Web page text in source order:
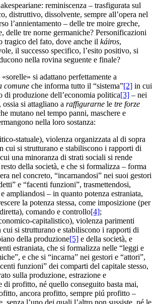
reminiscenza – trasfigurata sul
distruttivo, dissolvente, sempre all’opera nel
l’annientamento – delle tre moire greche,
delle tre norne germaniche? Personificazioni
tragico del fato, dove anche il káiros,
il successo specifico, l’esito positivo, si
nella rovina seguente e finale?
si adattano perfettamente a
comune che informa tutto il “sistema”[2] in cui
di produzione dell’economia politica[3] – nei
, ossia si attagliano a raffigurarne le tre forze
mutano nel tempo panni, maschere e
nella loro sostanza:
statuale), violenza organizzata al di sopra
cui si strutturano e stabiliscono i rapporti di
una minoranza di strati sociali si rende
della società, e che si formalizza – forma
nel concreto, “incarnandosi” nei suoi gestori
e “facenti funzioni”, trasmettendosi,
ampliandosi – in quanto potenza estraniata,
la potenza stessa, come imposizione (per
comando e controllo[4];
capitalistico), violenza parimenti
cui si strutturano e stabiliscono i rapporti di
della produzione[5] e della società, e
estraniata, che si formalizza nelle “leggi e
e che si “incarna” nei gestori e “attori”,
funzioni” dei comparti del capitale stesso,
sulla produzione, estrazione e
di profitto, né quello conseguito basta mai,
ancora profitto, sempre piú profitto –
senza l’uno dei quali l’altro non sussiste, né le